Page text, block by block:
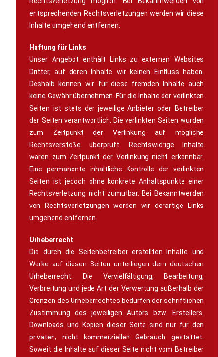
entsprechenden Rechtsverletzungen werden wir diese
Inhalte umgehend entfernen.
Haftung für Links
Unser Angebot enthält Links zu externen Websites
Dritter, auf deren Inhalte wir keinen Einfluss haben.
Deshalb können wir für diese fremden Inhalte auch
keine Gewähr übernehmen. Für die Inhalte der verlinkten
Seiten ist stets der jeweilige Anbieter oder Betreiber
der Seiten verantwortlich. Die verlinkten Seiten wurden
zum Zeitpunkt der Verlinkung auf mögliche
Rechtsverstöße überprüft. Rechtswidrige Inhalte
waren zum Zeitpunkt der Verlinkung nicht erkennbar.
Eine permanente inhaltliche Kontrolle der verlinkten
Seiten ist jedoch ohne konkrete Anhaltspunkte einer
Rechtsverletzung nicht zumutbar. Bei Bekanntwerden
von Rechtsverletzungen werden wir derartige Links
umgehend entfernen.
Urheberrecht
Die durch die Seitenbetreiber erstellten Inhalte und
Werke auf diesen Seiten unterliegen dem deutschen
Urheberrecht. Die Vervielfältigung, Bearbeitung,
Verbreitung und jede Art der Verwertung außerhalb der
Grenzen des Urheberrechtes bedürfen der schriftlichen
Zustimmung des jeweiligen Autors bzw. Erstellers.
Downloads und Kopien dieser Seite sind nur für den
privaten, nicht kommerziellen Gebrauch gestattet.
Soweit die Inhalte auf dieser Seite nicht vom Betreiber